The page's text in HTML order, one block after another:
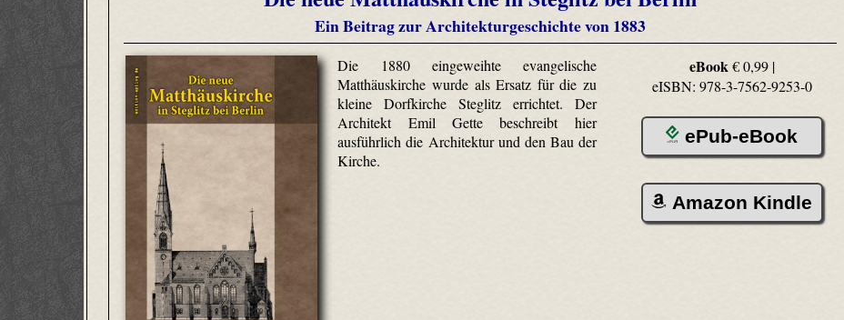
Ein Beitrag zur Architekturgeschichte von 1883
Die 1880 eingeweihte evangelische
Matthäuskirche wurde als Ersatz für die zu
kleine Dorfkirche Steglitz errichtet. Der
Architekt Emil Gette beschreibt hier
ausführlich die Architektur und den Bau der
Kirche.
eBook € 0,99 |
eISBN: 978-3-7562-9253-0
ePub-eBook
Amazon Kindle